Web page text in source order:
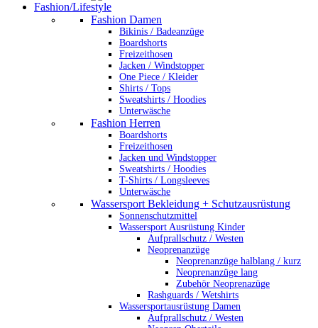
Fashion/Lifestyle
Fashion Damen
Bikinis / Badeanzüge
Boardshorts
Freizeithosen
Jacken / Windstopper
One Piece / Kleider
Shirts / Tops
Sweatshirts / Hoodies
Unterwäsche
Fashion Herren
Boardshorts
Freizeithosen
Jacken und Windstopper
Sweatshirts / Hoodies
T-Shirts / Longsleeves
Unterwäsche
Wassersport Bekleidung + Schutzausrüstung
Sonnenschutzmittel
Wassersport Ausrüstung Kinder
Aufprallschutz / Westen
Neoprenanzüge
Neoprenanzüge halblang / kurz
Neoprenanzüge lang
Zubehör Neoprenazüge
Rashguards / Wetshirts
Wassersportausrüstung Damen
Aufprallschutz / Westen